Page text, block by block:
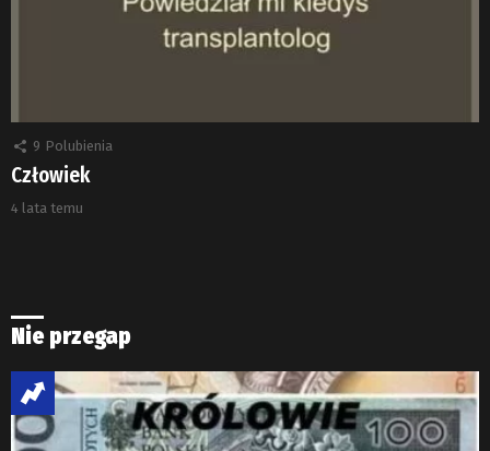
9 Polubienia
Człowiek
4 lata temu
Nie przegap